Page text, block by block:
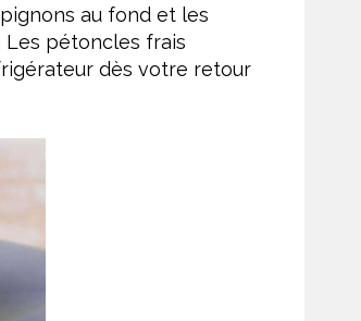
au fond et les
Les pétoncles frais
dès votre retour